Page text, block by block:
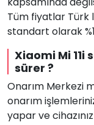
Tüm fiyatlar Türk
standart olarak
Xiaomi Mi 11i
sürer ?
Onarım Merkezi
onarım
yapar ve